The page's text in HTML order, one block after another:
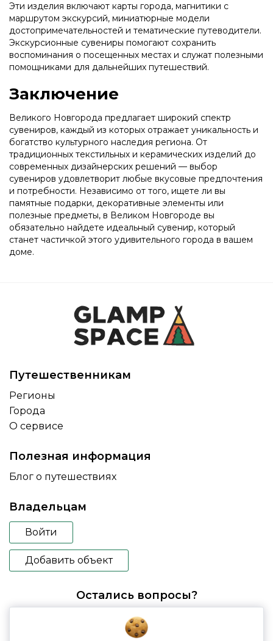
Эти изделия включают карты города, магнитики с
маршрутом экскурсий, миниатюрные модели
достопримечательностей и тематические путеводители.
Экскурсионные сувениры помогают сохранить
воспоминания о посещенных местах и служат полезными
помощниками для дальнейших путешествий.
Заключение
Великого Новгорода предлагает широкий спектр
сувениров, каждый из которых отражает уникальность и
богатство культурного наследия региона. От
традиционных текстильных и керамических изделий до
современных дизайнерских решений — выбор
сувениров удовлетворит любые вкусовые предпочтения
и потребности. Независимо от того, ищете ли вы
памятные подарки, декоративные элементы или
полезные предметы, в Великом Новгороде вы
обязательно найдете идеальный сувенир, который
станет частичкой этого удивительного города в вашем
доме.
Путешественникам
Регионы
Города
О сервисе
Полезная информация
Блог о путешествиях
Владельцам
Войти
Добавить объект
Остались вопросы?